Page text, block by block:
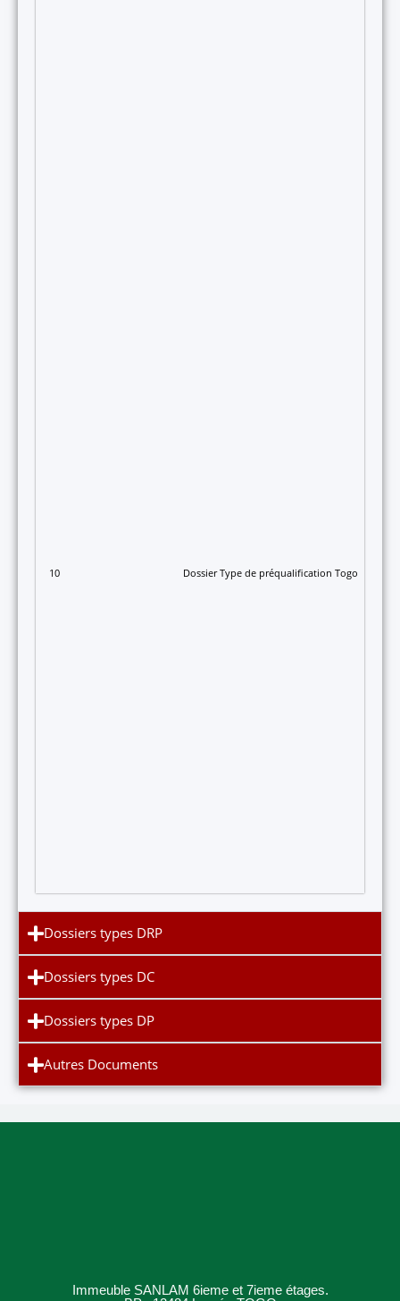
10 Dossier Type de préqualification Togo
Dossiers types DRP
Dossiers types DC
Dossiers types DP
Autres Documents
Immeuble SANLAM 6ieme et 7ieme étages.